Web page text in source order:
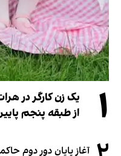
۱
یک زن کارگر در
از طبقه پنجم
آغاز پایان دور دوم